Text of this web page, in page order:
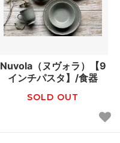
Nuvola（ヌヴォラ）【9
インチパスタ】/食器
SOLD OUT